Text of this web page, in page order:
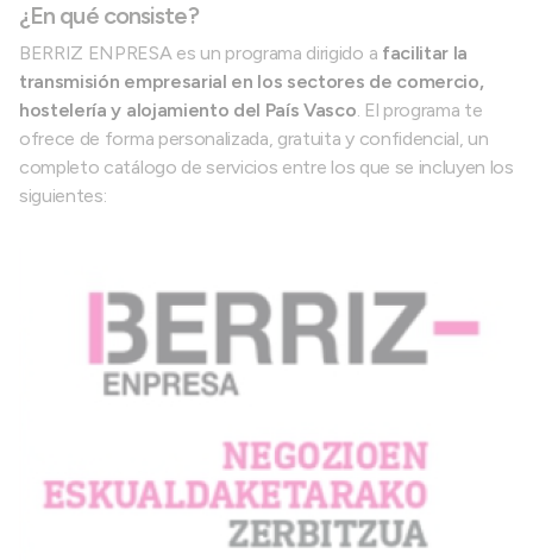
¿En qué consiste?
BERRIZ ENPRESA es un programa dirigido a facilitar la
transmisión empresarial en los sectores de comercio,
hostelería y alojamiento del País Vasco. El programa te
ofrece de forma personalizada, gratuita y confidencial, un
completo catálogo de servicios entre los que se incluyen los
siguientes: